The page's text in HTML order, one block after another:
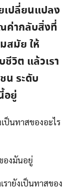
เปลี่ยนแปลง
ค่ากลับสิ่งที่
สมัย ให้
วิต แล้วเรา
ระดับ
อยู่
ป็นทาสของอะไร
องมันอยู่
รายังเป็นทาสของ